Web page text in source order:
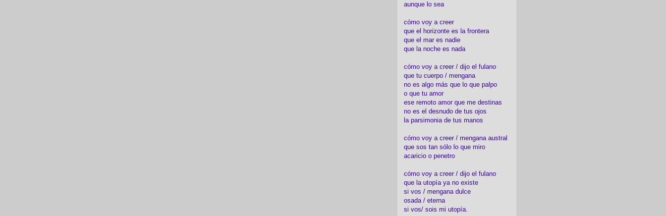
aunque lo sea
cómo voy a creer
que el horizonte es la frontera
que el mar es nadie
que la noche es nada
cómo voy a creer / dijo el fulano
que tu cuerpo / mengana
no es algo más que lo que palpo
o que tu amor
ese remoto amor que me destinas
no es el desnudo de tus ojos
la parsimonia de tus manos
cómo voy a creer / mengana austral
que sos tan sólo lo que miro
acaricio o penetro
cómo voy a creer / dijo el fulano
que la utopía ya no existe
si vos / mengana dulce
osada / eterna
si vos/ sois mi utopía.